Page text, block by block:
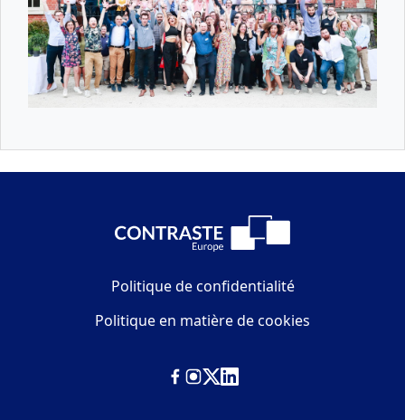
Politique de confidentialité
Politique en matière de cookies